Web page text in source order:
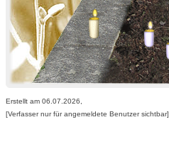
Erstellt am 06.07.2026,
[Verfasser nur für angemeldete Benutzer sichtbar]